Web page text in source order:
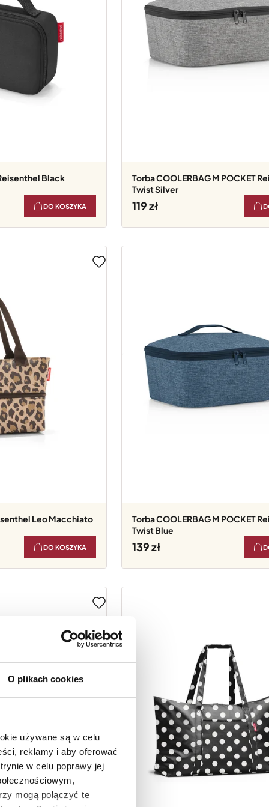
O plikach cookies
używane są w celu
reklamy i aby oferować
w celu poprawy jej
mogą połączyć te
Black
DO KOSZYKA
Torba COOLERBAG M POCKET Reisenthel
Twist Silver
119
Leo Macchiato
DO KOSZYKA
Torba COOLERBAG M POCKET Reisenthel
Twist Blue
139